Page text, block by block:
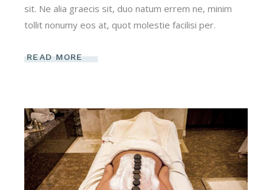
sit. Ne alia graecis sit, duo natum errem ne, minim
tollit nonumy eos at, quot molestie facilisi per.
READ MORE